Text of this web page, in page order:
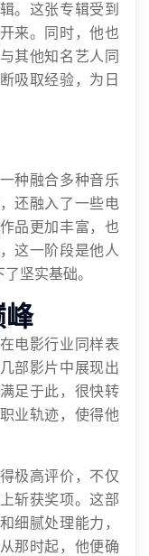
。这张专辑受到
来。同时，他也
其他知名艺人同
吸取经验，为日
种融合多种音乐
还融入了一些电
品更加丰富，也
这一阶段是他人
坚实基础。
电影行业同样表
部影片中展现出
足于此，很快转
业轨迹，使得他
极高评价，不仅
斩获奖项。这部
细腻处理能力，
那时起，他便确